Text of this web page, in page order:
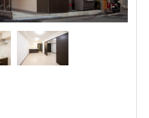
2013年3月